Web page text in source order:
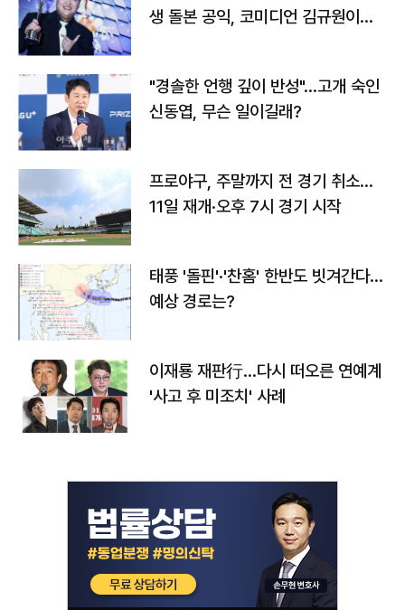
생 돌본 공익, 코미디언 김규원이었
"경솔한 언행 깊이 반성"…고개 숙인
신동엽, 무슨 일이길래?
프로야구, 주말까지 전 경기 취소…
11일 재개·오후 7시 경기 시작
태풍 '돌핀'·'찬홈' 한반도 빗겨간다…
예상 경로는?
이재룡 재판行…다시 떠오른 연예계
'사고 후 미조치' 사례